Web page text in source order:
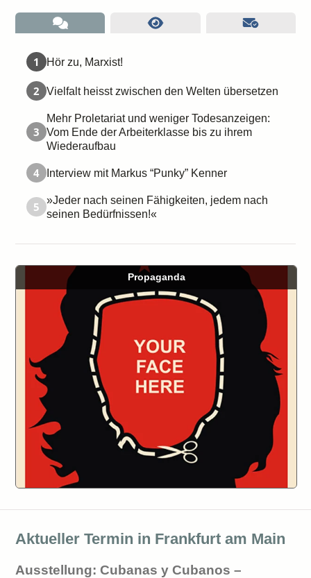
1 Hör zu, Marxist!
2 Vielfalt heisst zwischen den Welten übersetzen
3
Mehr Proletariat und weniger Todesanzeigen:
Vom Ende der Arbeiterklasse bis zu ihrem
Wiederaufbau
4 Interview mit Markus “Punky” Kenner
5
»Jeder nach seinen Fähigkeiten, jedem nach
seinen Bedürfnissen!«
Propaganda
Aktueller Termin in Frankfurt am Main
Ausstellung: Cubanas y Cubanos –